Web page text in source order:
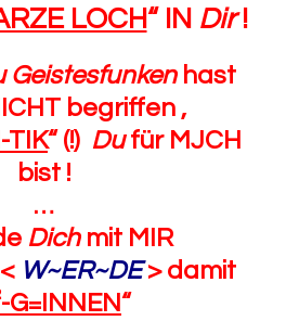
LOCH“ IN Dir!
Geistesfunkenhast
begriffen ,
TIK“ (!) Dufür MJCH
bist !
…
Dichmit MIR
W~ER~DE> damit
G=INNEN“